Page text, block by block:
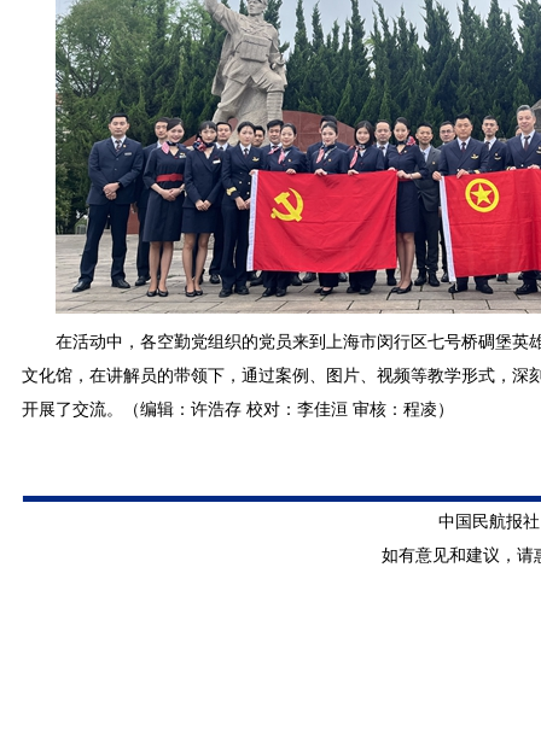
在活动中，各空勤党组织的党员来到上海市闵行区七号桥碉堡
文化馆，在讲解员的带领下，通过案例、图片、视频等教学形式，
开展了交流。（编辑：许浩存 校对：李佳洹 审核：程凌）
中国民航报
如有意见和建议，请